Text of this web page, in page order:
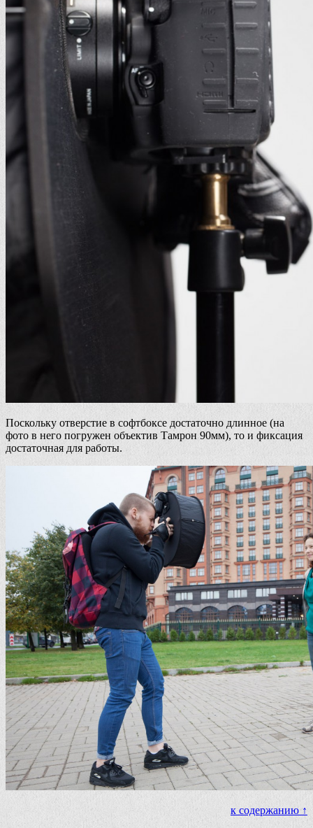
Поскольку отверстие в софтбоксе достаточно длинное (на
фото в него погружен объектив Тамрон 90мм), то и фиксация
достаточная для работы.
к содержанию ↑